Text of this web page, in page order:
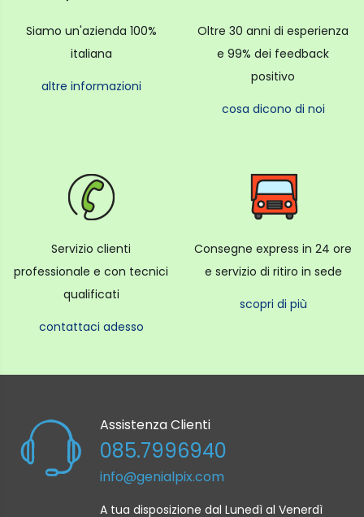
Siamo un'azienda 100%
italiana
altre informazioni
Oltre 30 anni di esperienza
e 99% dei feedback
positivo
cosa dicono di noi
Servizio clienti
professionale e con tecnici
qualificati
contattaci adesso
Consegne express in 24 ore
e servizio di ritiro in sede
scopri di più
Assistenza Clienti
085.7996940
info@genialpix.com
A tua disposizione dal Lunedì al Venerdì